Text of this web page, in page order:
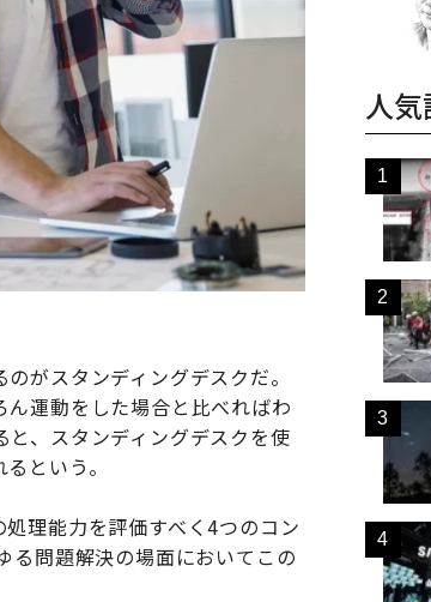
がスタンディングデスクだ。
運動をした場合と比べればわ
、スタンディングデスクを使
という。
理能力を評価すべく4つのコン
る問題解決の場面においてこの
人